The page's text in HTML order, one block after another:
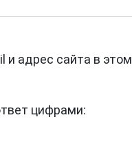
и адрес сайта в
цифрами: